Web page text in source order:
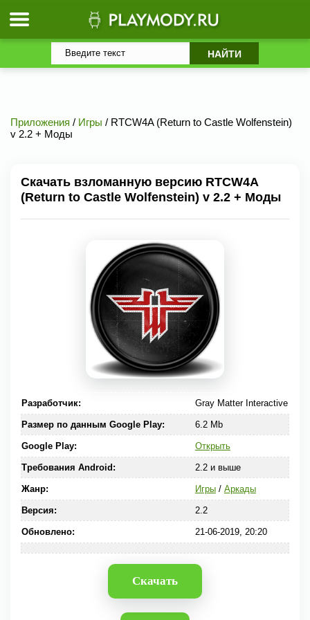
Приложения / Игры / RTCW4A (Return to Castle Wolfenstein)
v 2.2 + Моды
Скачать взломанную версию RTCW4A
(Return to Castle Wolfenstein) v 2.2 + Моды
Разработчик: Gray Matter Interactive
Размер по данным Google Play: 6.2 Mb
Google Play: Открыть
Требования Android: 2.2 и выше
Жанр: Игры/ Аркады
Версия: 2.2
Обновлено: 21-06-2019, 20:20
Скачать